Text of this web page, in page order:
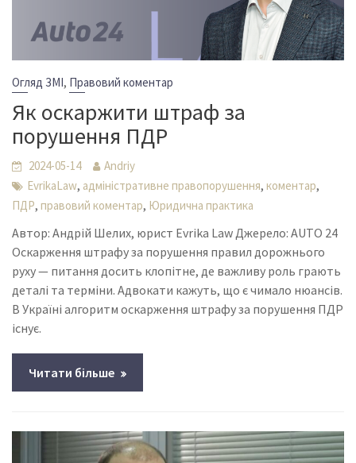
Огляд ЗМІ, Правовий коментар
Як оскаржити штраф за
порушення ПДР
2024-05-14
Andriy
EvrikaLaw, адміністративне правопорушення,коментар,
ПДР,правовий коментар, Юридична практика
Автор: Андрій Шелих, юрист Evrika Law Джерело: AUTO 24
Оскарження штрафу за порушення правил дорожнього
руху — питання досить клопітне, де важливу роль грають
деталі та терміни. Адвокати кажуть, що є чимало нюансів.
В Україні алгоритм оскарження штрафу за порушення ПДР
існує.
Читати більше